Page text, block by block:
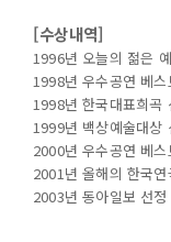
[수상내역]
1996년 오늘의 젊은
1998년 우수공연 베
1998년 한국대표희곡
1999년 백상예술대상
2000년 우수공연 베
2001년 올해의 한국
2003년 동아일보 선